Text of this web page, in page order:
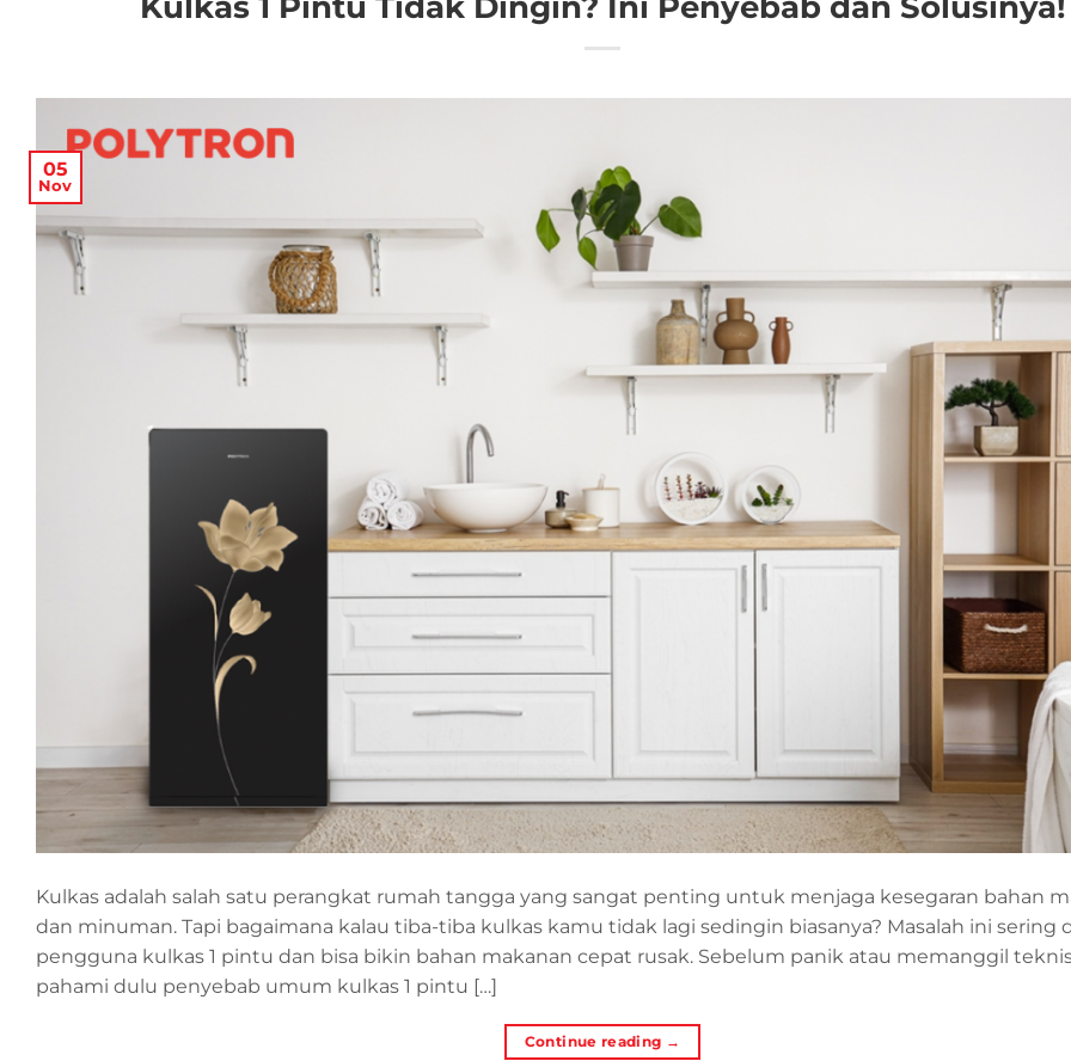
05
Nov
Kulkas adalah salah satu perangkat rumah tangga yang sangat penting untuk menjaga kesegaran bahan
dan minuman. Tapi bagaimana kalau tiba-tiba kulkas kamu tidak lagi sedingin biasanya? Masalah ini sering
pengguna kulkas 1 pintu dan bisa bikin bahan makanan cepat rusak. Sebelum panik atau memanggil
pahami dulu penyebab umum kulkas 1 pintu […]
Continue reading →